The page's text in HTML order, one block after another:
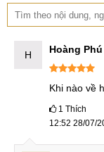
H Hoàng Phú
Khi nào về
1 Thích
12:52 28/07/